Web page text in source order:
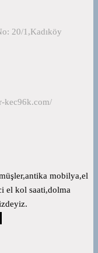
20/1,Kadıköy
kec96k.com/
mobilya,el
el kol saati,dolma